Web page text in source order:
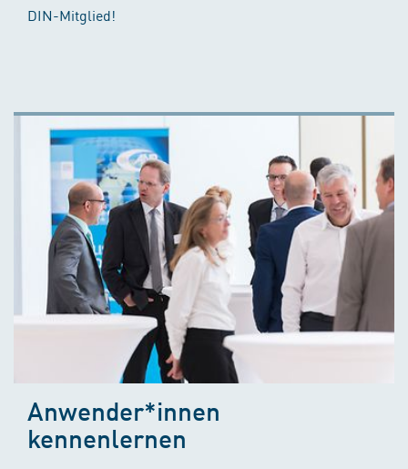
DIN-Mitglied!
Anwender*innen
kennenlernen